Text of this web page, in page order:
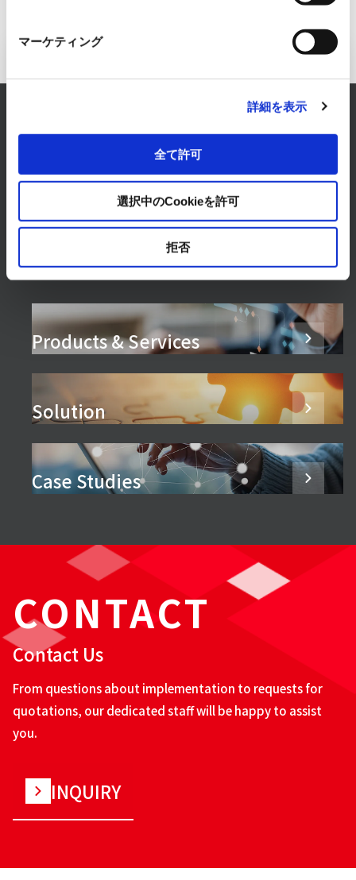
マーケティング
詳細を表示
全て許可
選択中のCookieを許可
拒否
Inquiry to Electronics Business
RYODEN solves any concerns about Electronics
Business.
Please feel free to consult with us.
READ MORE
Products & Services
Solution
Case Studies
CONTACT
Contact Us
From questions about implementation to requests for
quotations, our dedicated staff will be happy to assist
you.
INQUIRY